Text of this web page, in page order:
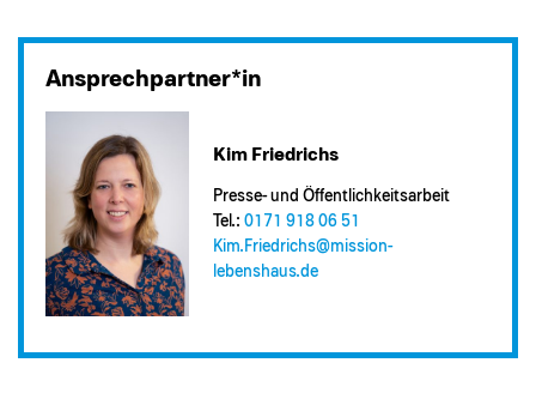
Ansprechpartner*in
Kim Friedrichs
Presse- und Öffentlichkeitsarbeit
Tel.: 0171 918 06 51
Kim.Friedrichs@​mission-
lebenshaus.de